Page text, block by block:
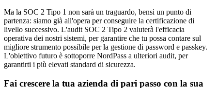
Ma la SOC 2 Tipo 1 non sarà un traguardo, bensì un punto di
partenza: siamo già all'opera per conseguire la certificazione di
livello successivo. L'audit SOC 2 Tipo 2 valuterà l'efficacia
operativa dei nostri sistemi, per garantire che tu possa contare sul
migliore strumento possibile per la gestione di password e passkey.
L'obiettivo futuro è sottoporre NordPass a ulteriori audit, per
garantirti i più elevati standard di sicurezza.
Fai crescere la tua azienda di pari passo con la sua